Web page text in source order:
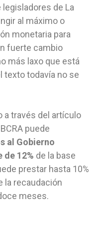
legisladores de La
al máximo o
monetaria para
fuerte cambio
más laxo que está
texto todavía no se
a través del artículo
puede
al Gobierno
de 12% de la base
prestar hasta 10%
la recaudación
meses.